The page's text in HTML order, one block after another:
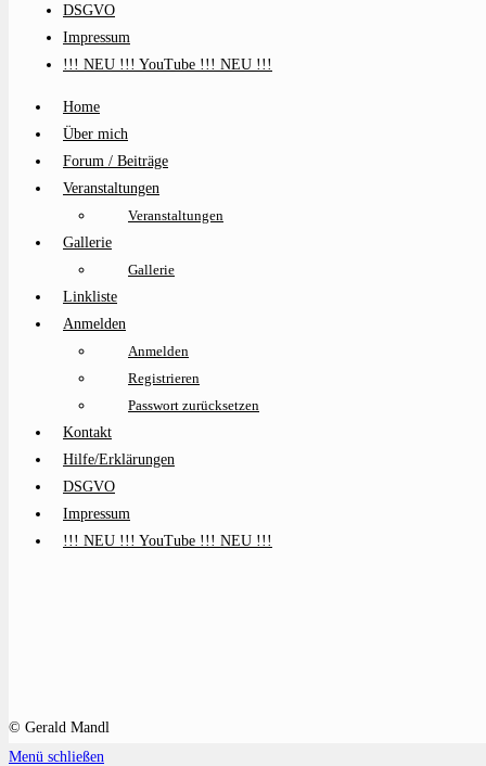
DSGVO
Impressum
!!! NEU !!! YouTube !!! NEU !!!
Home
Über mich
Forum / Beiträge
Veranstaltungen
Veranstaltungen
Gallerie
Gallerie
Linkliste
Anmelden
Anmelden
Registrieren
Passwort zurücksetzen
Kontakt
Hilfe/Erklärungen
DSGVO
Impressum
!!! NEU !!! YouTube !!! NEU !!!
© Gerald Mandl
Menü schließen